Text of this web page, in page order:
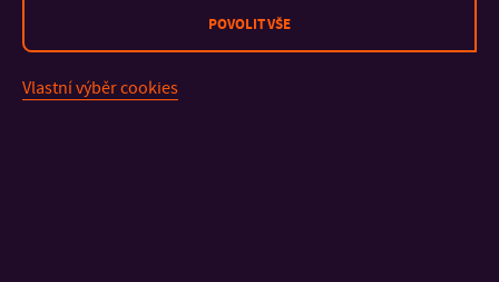
POVOLIT VŠE
Vlastní výběr cookies